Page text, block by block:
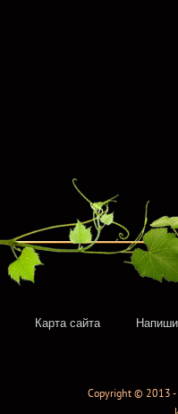
Карта сайта
Copyright © 2013 -